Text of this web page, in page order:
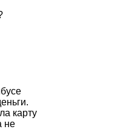
карту
не